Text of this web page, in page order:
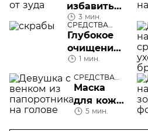
избавиться
от зуда
3 мин.
СРЕДСТВА
УХОДА
Глубокое
очищение
кожи: 5
скрабов
1 мин.
СРЕДСТВА
УХОДА
Маска
для кожи
головы в
5 мин.